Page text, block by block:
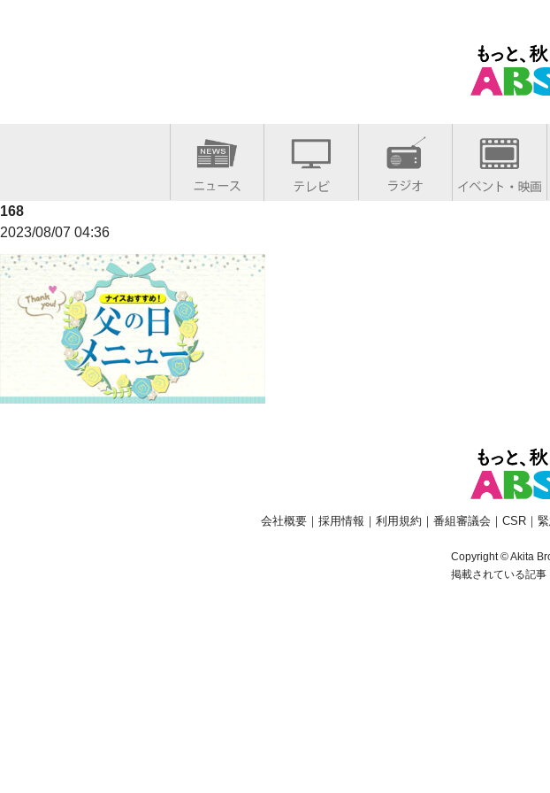
168
2023/08/07 04:36
会社概要｜ 採用情報 ｜ 利用規約 ｜ 番組審議会 ｜ CSR｜
Copyright © Akita
掲載されている記事